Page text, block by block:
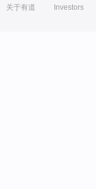
关于有道 Investors